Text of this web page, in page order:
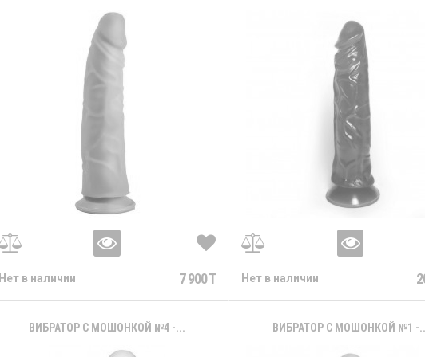
Нет в наличии 7 900 T Нет в наличии
ВИБРАТОР С МОШОНКОЙ №4 -... ВИБРАТОР С МОШОНКОЙ №1 -